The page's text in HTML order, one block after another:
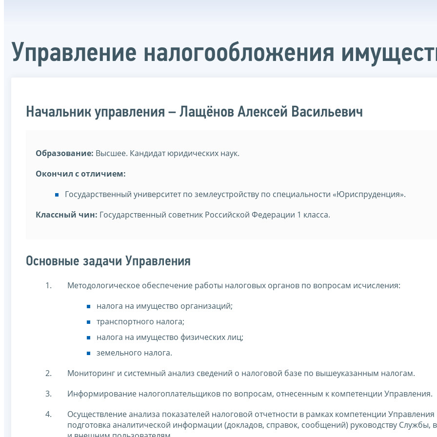
Управление налогообложения
Начальник управления – Лащёнов Алексей Васильевич
Образование: Высшее. Кандидат юридических наук.
Окончил с отличием:
Государственный университет по землеустройству по специальности «Юриспруденция».
Классный чин: Государственный советник Российской Федерации 1 класса.
Основные задачи Управления
Методологическое обеспечение работы налоговых органов по вопросам исчисления:
налога на имущество организаций;
транспортного налога;
налога на имущество физических лиц;
земельного налога.
Мониторинг и системный анализ сведений о налоговой базе по вышеуказанным налогам.
Информирование налогоплательщиков по вопросам, отнесенным к компетенции Управления.
Осуществление анализа показателей налоговой отчетности в рамках компетенции Управления
подготовка аналитической информации (докладов, справок, сообщений) руководству Службы,